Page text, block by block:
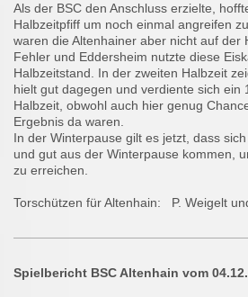
Als der BSC den Anschluss erzielte,
Halbzeitpfiff um noch einmal angreifen
waren die Altenhainer aber nicht auf der
Fehler und Eddersheim nutzte diese
Halbzeitstand. In der zweiten Halbzeit
hielt gut dagegen und verdiente sich ein
Halbzeit, obwohl auch hier genug
Ergebnis da waren.
In der Winterpause gilt es jetzt, dass
und gut aus der Winterpause kommen,
zu erreichen.
Torschützen für Altenhain: P. Weigelt
Spielbericht BSC Altenhain vom